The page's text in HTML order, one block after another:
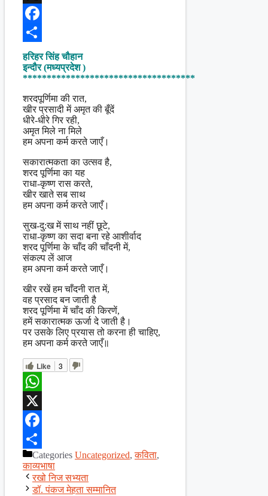
X
Facebook
Share
हरिहर सिंह चौहान
इन्दौर (मध्यप्रदेश )
************************************
शरदपूर्णिमा की रात,
खीर प्रसादी में अमृत की बूँदें
धीरे-धीरे गिर रही,
अमृत मिले ना मिले
हम अपना कर्म करते जाएँ।
सकारात्मकता का उत्सव है,
शरद पूर्णिमा का यह
राधा-कृष्ण रास करते,
खीर खाते सब साथ
हम अपना कर्म करते जाएँ।
सुख-दु:ख में साथ नहीं छूटे,
राधा-कृष्ण का सदा बना रहे आशीर्वाद
शरद पूर्णिमा के चाँद की चाँदनी में,
संकल्प लें आज
हम अपना कर्म करते जाएँ।
खीर रखें हम चाँदनी रात में,
वह प्रसाद बन जाती है
शरद पूर्णिमा में चाँद की किरणें,
हमें सकारात्मक ऊर्जा दे जाती है।
पर उसके लिए प्रयास तो करना ही चाहिए,
हम अपना कर्म करते जाएँ॥
Like 3
WhatsApp
X
Facebook
ShareCategories Uncategorized,कविता,
काव्यभाषा
रखो निज सभ्यता
डॉ. पंकज मेहता सम्मानित